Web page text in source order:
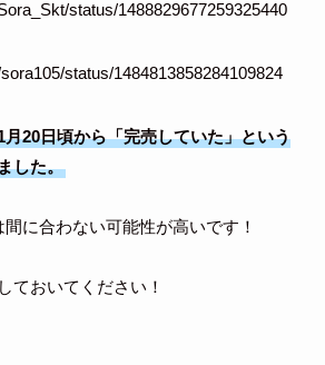
status/1488829677259325440
status/1484813858284109824
月20日頃から「完売していた」という
した。
に合わない可能性が高いです！
ておいてください！